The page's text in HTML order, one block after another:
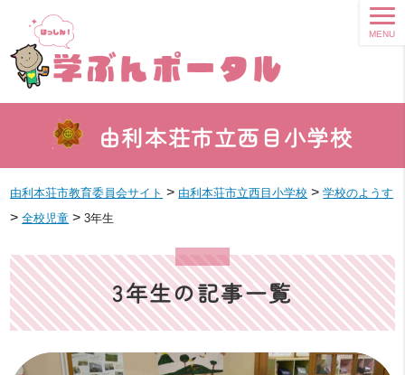
由利本荘市立西目小学校
MENU
由利本荘市教育委員会サイト > 由利本荘市立西目小学校 >学校のようす
>全校児童 >3年生
3年生の記事一覧